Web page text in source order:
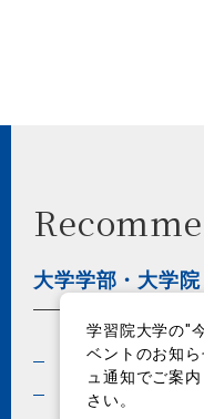
大学学部・大学院
法学部
経済学部
学習院大学の"
ベントのお知
ュ通知でご案
さい。